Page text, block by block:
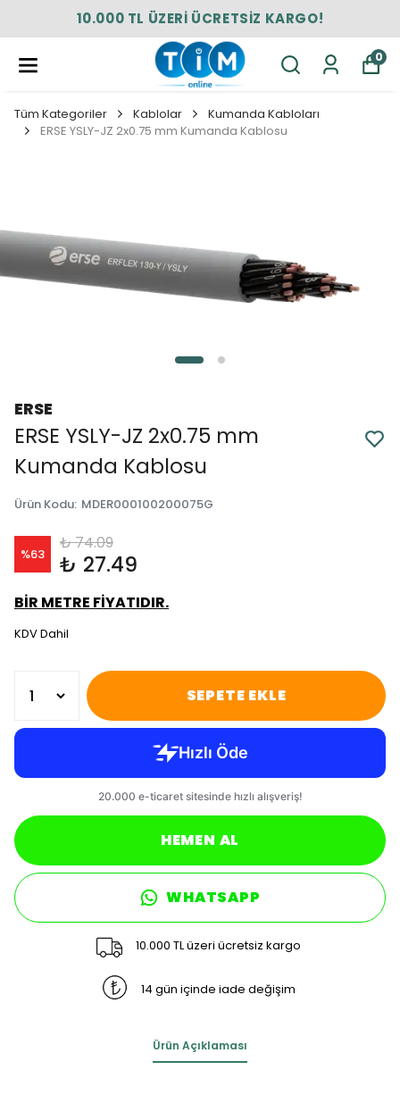
10.000 TL ÜZERİ ÜCRETSİZ KARGO!
0
Tüm Kategoriler Kablolar
Kumanda Kabloları
ERSE YSLY-JZ 2x0.75 mm Kumanda Kablosu
ERSE
ERSE YSLY-JZ 2x0.75 mm
Kumanda Kablosu
Ürün Kodu: MDER000100200075G
%63
₺ 74.09
₺ 27.49
BİR METRE FİYATIDIR.
KDV Dahil
SEPETE EKLE
HEMEN AL
WHATSAPP
10.000 TL üzeri ücretsiz kargo
14 gün içinde iade değişim
Ürün Açıklaması